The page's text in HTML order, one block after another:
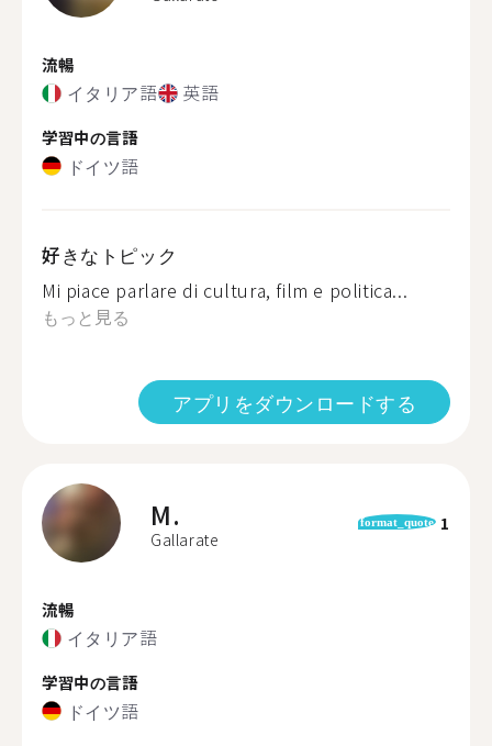
流暢
イタリア語 英語
学習中の言語
ドイツ語
好きなトピック
Mi piace parlare di cultura, film e politica...
もっと見る
アプリをダウンロードする
M.
Gallarate
format_quote 1
流暢
イタリア語
学習中の言語
ドイツ語